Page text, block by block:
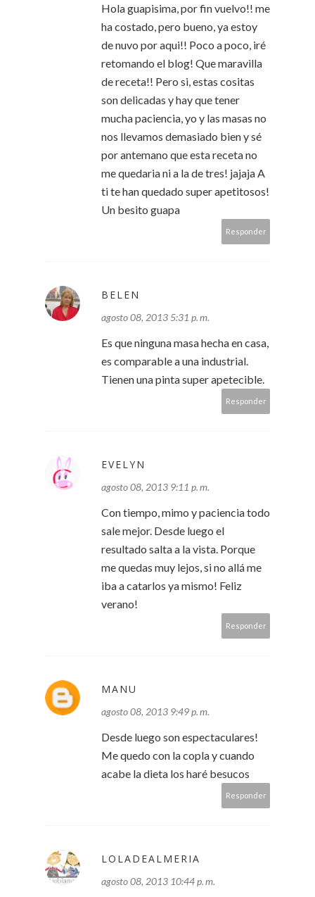
Hola guapisima, por fin vuelvo!! me
ha costado, pero bueno, ya estoy
de nuvo por aqui!! Poco a poco, iré
retomando el blog! Que maravilla
de receta!! Pero si, estas cositas
son delicadas y hay que tener
mucha paciencia, yo y las masas no
nos llevamos demasiado bien y sé
por antemano que esta receta no
me quedaria ni a la de tres! jajaja A
ti te han quedado super apetitosos!
Un besito guapa
Responder
BELEN
agosto 08, 2013 5:31 p. m.
Es que ninguna masa hecha en casa,
es comparable a una industrial.
Tienen una pinta super apetecible.
Responder
EVELYN
agosto 08, 2013 9:11 p. m.
Con tiempo, mimo y paciencia todo
sale mejor. Desde luego el
resultado salta a la vista. Porque
me quedas muy lejos, si no allá me
iba a catarlos ya mismo! Feliz
verano!
Responder
MANU
agosto 08, 2013 9:49 p. m.
Desde luego son espectaculares!
Me quedo con la copla y cuando
acabe la dieta los haré besucos
Responder
LOLADEALMERIA
agosto 08, 2013 10:44 p. m.